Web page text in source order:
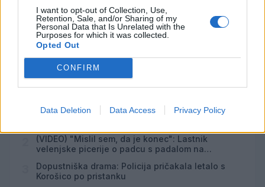
I want to opt-out of Collection, Use,
Retention, Sale, and/or Sharing of my
Personal Data that Is Unrelated with the
Purposes for which it was collected.
Opted Out
CONFIRM
Data Deletion Data Access Privacy Policy
10 09:00
Vsi dogodki →
Najbolj brano
Pretep v gostinskem lokalu v Velenju: 46-letnik
(VIDEO) "Mislil sem, da je konec": Lastnik
velenjske picerije o padcu s padalom na
Dopustniška drama: Policija pričakala letalo s
Korošico po pristanku